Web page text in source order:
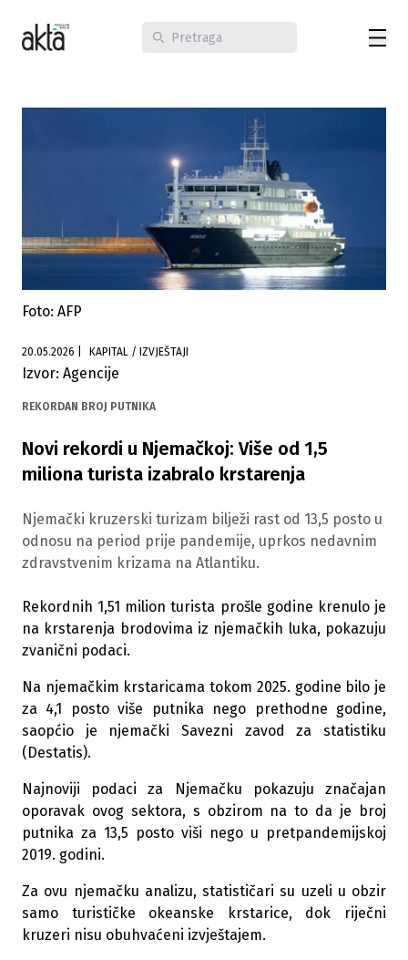
Foto: AFP
20.05.2026 KAPITAL / IZVJEŠTAJI
Izvor: Agencije
REKORDAN BROJ PUTNIKA
Novi rekordi u Njemačkoj: Više od 1,5
miliona turista izabralo krstarenja
Njemački kruzerski turizam bilježi rast od 13,5 posto u
odnosu na period prije pandemije, uprkos nedavnim
zdravstvenim krizama na Atlantiku.
Rekordnih 1,51 milion turista prošle godine krenulo je
na krstarenja brodovima iz njemačkih luka, pokazuju
zvanični podaci.
Na njemačkim krstaricama tokom 2025. godine bilo je
za 4,1 posto više putnika nego prethodne godine,
saopćio je njemački Savezni zavod za statistiku
(Destatis).
Najnoviji podaci za Njemačku pokazuju značajan
oporavak ovog sektora, s obzirom na to da je broj
putnika za 13,5 posto viši nego u pretpandemijskoj
2019. godini.
Za ovu njemačku analizu, statističari su uzeli u obzir
samo turističke okeanske krstarice, dok riječni
kruzeri nisu obuhvaćeni izvještajem.